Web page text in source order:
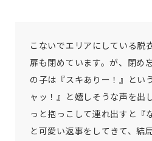
こないでエリアにしている脱
扉も閉めています。が、閉め
の子は『スキありー！』とい
ャッ！』と嬉しそうな声を出
っと抱っこして連れ出すと『
と可愛い返事をしてきて、結